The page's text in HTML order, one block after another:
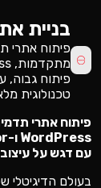
בניית
פיתוח אתרי
פיתוח גבוה,
טכנולוגית
פיתוח אתרי
עם דגש על עיצוב